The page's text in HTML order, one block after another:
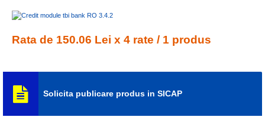
Rata de 150.06 Lei x 4 rate / 1 produs
Solicita publicare produs in SICAP